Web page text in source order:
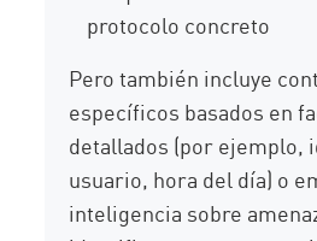
protocolo concreto
Pero también incluye
específicos basados en
detallados (por ejemplo,
usuario, hora del día) o
inteligencia sobre